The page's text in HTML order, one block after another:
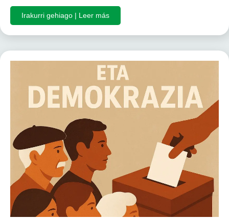
Irakurri gehiago | Leer más